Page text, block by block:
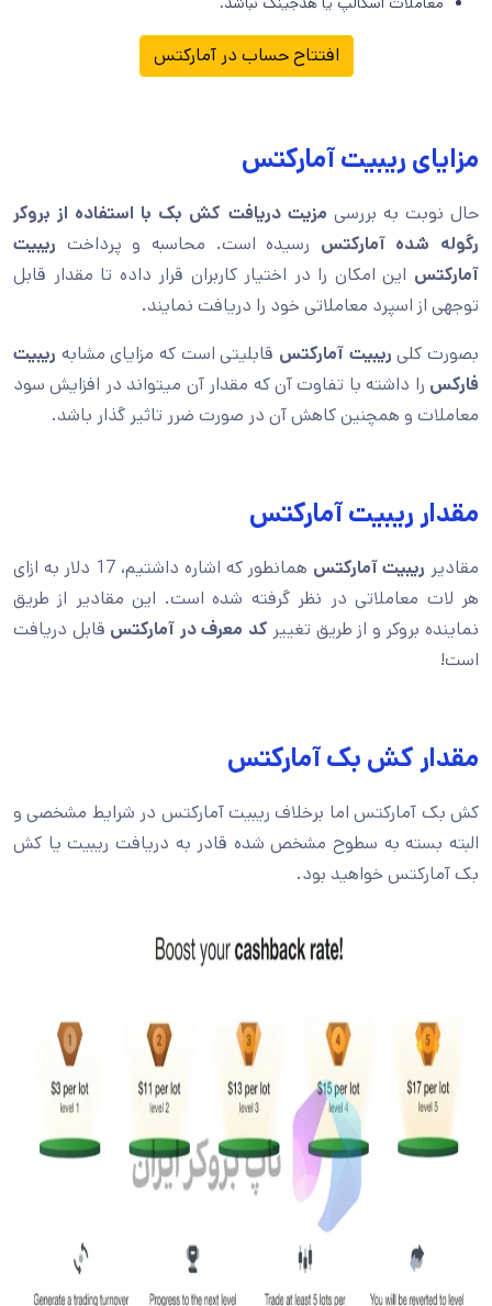
افتتاح حساب در آمارکتس
مزایای ریبیت آمارکتس
حال نوبت به بررسی مزیت دریافت کش بک با استفاده از بروکر
رگوله شده آمارکتس رسیده است. محاسبه و پرداخت ریبیت
آمارکتس این امکان را در اختیار کاربران قرار داده تا مقدار قابل
توجهی از اسپرد معاملاتی خود را دریافت نمایند.
بصورت کلیریبیت آمارکتس قابلیتی است که مزایای مشابه ریبیت
فارکس را داشته با تفاوت آن که مقدار آن میتواند در افزایش سود
معاملات و همچنین کاهش آن در صورت ضرر تاثیر گذار باشد.
مقدار ریبیت آمارکتس
مقادیر ریبیت آمارکتس
همانطور که اشاره داشتیم، 17 دلار به ازای
هر لات معاملاتی در نظر گرفته شده است. این مقادیر از طریق
نماینده بروکر و از طریق تغییر کد معرف در آمارکتس قابل دریافت
است!
مقدار کش بک آمارکتس
کش بک آمارکتس اما برخلاف ریبیت آمارکتس در شرایط مشخصی و
البته بسته به سطوح مشخص شده قادر به دریافت ریبیت یا کش
بک آمارکتس خواهید بود.